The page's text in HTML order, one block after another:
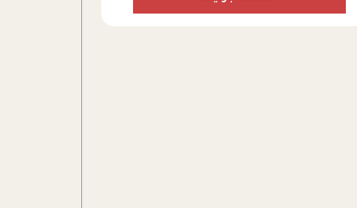
جامعه شناس در بخش های مختلف تلاش